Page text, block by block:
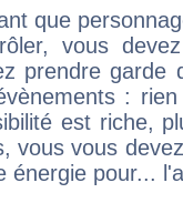
que
vous
prendre garde
:
est riche,
vous vous
énergie pour...